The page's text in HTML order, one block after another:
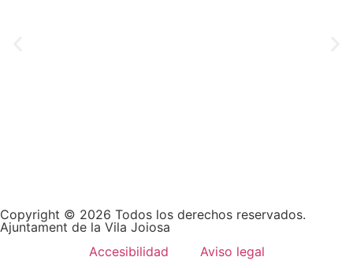
Copyright © 2026 Todos los derechos reservados.
Ajuntament de la Vila Joiosa
Accesibilidad
Aviso legal